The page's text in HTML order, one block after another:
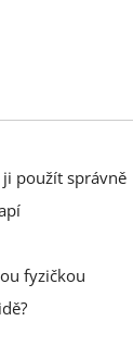
použít správně
fyzičkou